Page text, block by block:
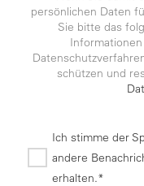
persönlichen Daten
Sie bitte das
schützen und
Ich stimme der
andere
erhalten.*